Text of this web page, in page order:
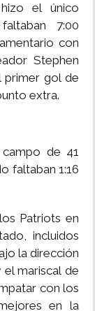
el único
7:00
con
Stephen
primer gol de
extra.
de 41
faltaban 1:16
Patriots en
incluidos
la dirección
mariscal de
con los
en la